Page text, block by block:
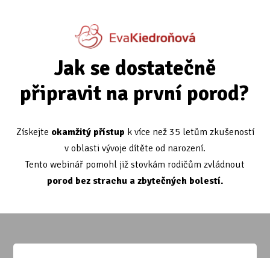
Jak se dostatečně
připravit na první porod?
Získejte okamžitý přístup k více než 35 letům zkušeností
v oblasti vývoje dítěte od narození.
Tento webinář pomohl již stovkám rodičům zvládnout
porod bez strachu a zbytečných bolestí.